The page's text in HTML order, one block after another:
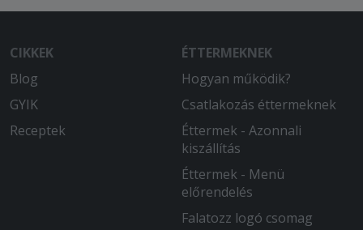
Másfél órába telt kb. 3km-ről kihozni az
égett volt. A pitát kicsit bedobhatnák
egy kontaktgrillbe, mert sületlen a
CIKKEK
Blog
GYIK
Receptek
ÉTTERMEKNEK
Hogyan működik?
Csatlakozás éttermeknek
Éttermek - Azonnali
kiszállítás
Éttermek - Menü
előrendelés
Falatozz logó csomag